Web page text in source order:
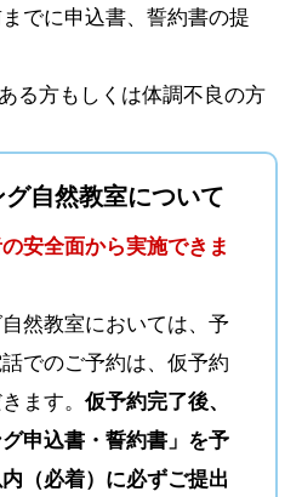
でに申込書、誓約書の提
る方もしくは体調不良の方
自然教室について
安全面から実施できま
然教室においては、予
でのご予約は、仮予約
ます。仮予約完了後、
グ申込書・誓約書」を予
（必着）に必ずご提出